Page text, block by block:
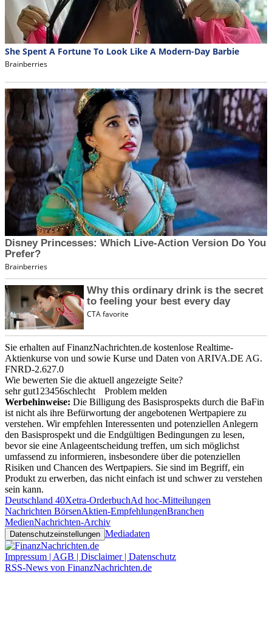
Sie erhalten auf FinanzNachrichten.de kostenlose Realtime-
Aktienkurse von und sowie Kurse und Daten von ARIVA.DE AG.
FNRD-2.627.0
Wie bewerten Sie die aktuell angezeigte Seite?
sehr gut1 23456schlecht
Problem melden
Werbehinweise: Die Billigung des Basisprospekts durch die BaFin
ist nicht als ihre Befürwortung der angebotenen Wertpapiere zu
verstehen. Wir empfehlen Interessenten und potenziellen Anlegern
den Basisprospekt und die Endgültigen Bedingungen zu lesen,
bevor sie eine Anlageentscheidung treffen, um sich möglichst
umfassend zu informieren, insbesondere über die potenziellen
Risiken und Chancen des Wertpapiers. Sie sind im Begriff, ein
Produkt zu erwerben, das nicht einfach ist und schwer zu verstehen
sein kann.
Deutschland 40Xetra-OrderbuchAd hoc-Mitteilungen
Nachrichten BörsenAktien-EmpfehlungenBranchen
MedienNachrichten-Archiv
Datenschutzeinstellungen Mediadaten
Impressum | AGB | Disclaimer | Datenschutz
RSS-News von FinanzNachrichten.de